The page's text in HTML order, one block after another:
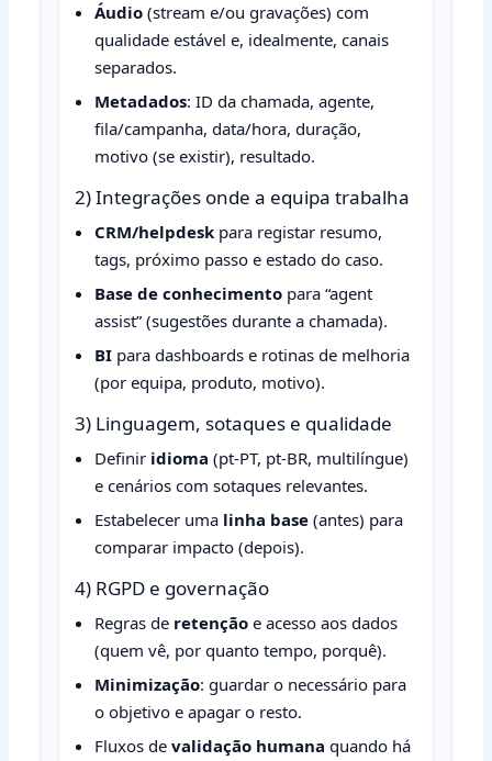
Áudio (stream e/ou gravações) com
qualidade estável e, idealmente, canais
separados.
Metadados: ID da chamada, agente,
fila/campanha, data/hora, duração,
motivo (se existir), resultado.
2) Integrações onde a equipa trabalha
CRM/helpdesk para registar resumo,
tags, próximo passo e estado do caso.
Base de conhecimento para “agent
assist” (sugestões durante a chamada).
BI para dashboards e rotinas de melhoria
(por equipa, produto, motivo).
3) Linguagem, sotaques e qualidade
Definir idioma (pt‑PT, pt‑BR, multilíngue)
e cenários com sotaques relevantes.
Estabelecer uma linha base (antes) para
comparar impacto (depois).
4) RGPD e governação
Regras de retenção e acesso aos dados
(quem vê, por quanto tempo, porquê).
Minimização: guardar o necessário para
o objetivo e apagar o resto.
Fluxos devalidação humana quando há